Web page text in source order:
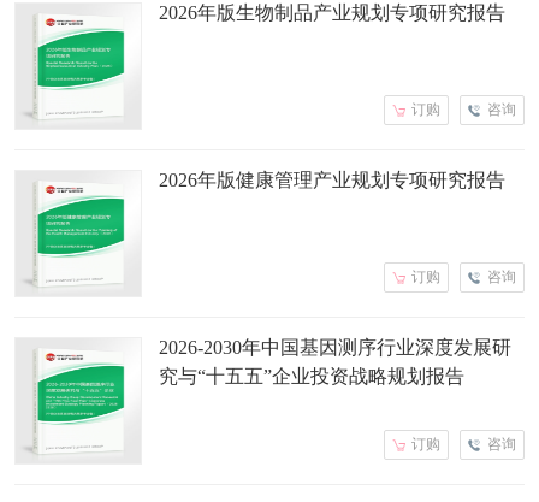
2026年版生物制品产业规划专项研究报告
咨询
订购
2026年版健康管理产业规划专项研究报告
咨询
订购
2026-2030年中国基因测序行业深度发展研
究与“十五五”企业投资战略规划报告
咨询
订购